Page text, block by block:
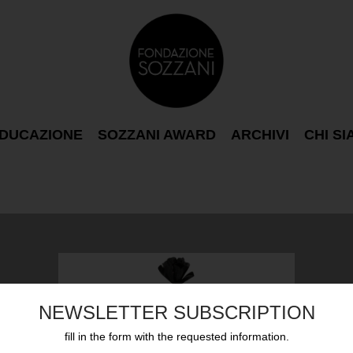
NEWSLETTER SUBSCRIPTION
fill in the form with the requested information.
SOZZANI AWARD ARCHIVI CHI